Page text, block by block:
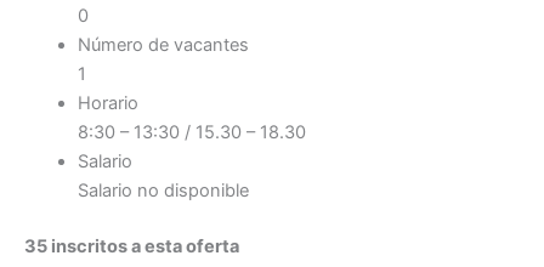
0
Número de vacantes
1
Horario
8:30 – 13:30 / 15.30 – 18.30
Salario
Salario no disponible
35 inscritos a esta oferta